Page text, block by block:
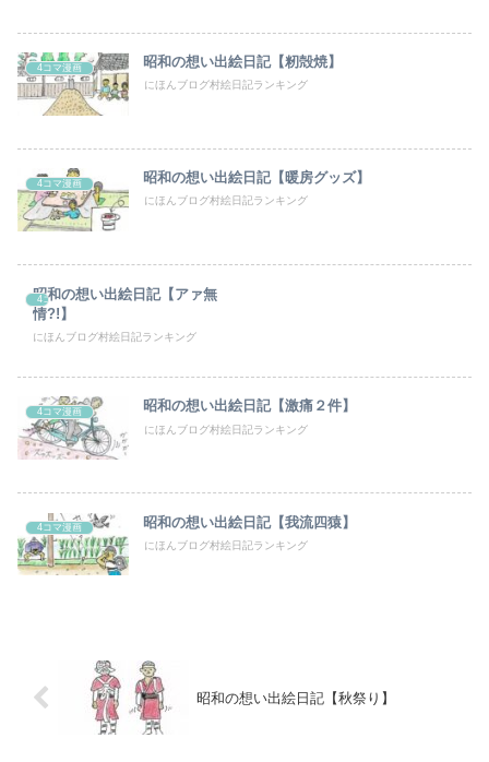
4コマ漫画 昭和の想い出絵日記【籾殻焼】
にほんブログ村絵日記ランキング
4コマ漫画 昭和の想い出絵日記【暖房グッズ】
にほんブログ村絵日記ランキング
4コマ漫画
昭和の想い出絵日記【アァ無
情?!
にほんブログ村絵日記ランキング
4コマ漫画 昭和の想い出絵日記【激痛２件】
にほんブログ村絵日記ランキング
4コマ漫画 昭和の想い出絵日記【我流四猿】
にほんブログ村絵日記ランキング
昭和の想い出絵日記【秋祭り】